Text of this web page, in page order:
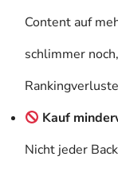
Content auf
schlimmer
Kauf
Nicht jeder